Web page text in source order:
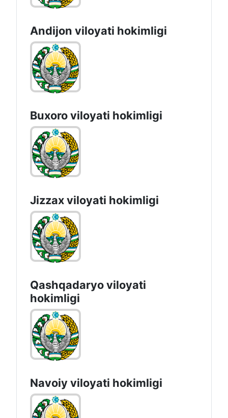
Andijon vilоyati hоkimligi
Buxoro viloyati hokimligi
Jizzах vilоyati hоkimligi
Qashqadaryo viloyati
hоkimligi
Navoiy vilоyati hоkimligi